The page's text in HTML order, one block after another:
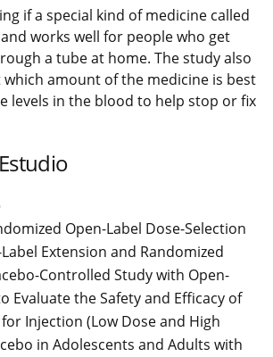
if a special kind of medicine called
works well for people who get
a tube at home. The study also
amount of the medicine is best
levels in the blood to help stop or fix
Open-Label Dose-Selection
Extension and Randomized
Controlled Study with Open-
Evaluate the Safety and Efficacy of
Injection (Low Dose and High
in Adolescents and Adults with